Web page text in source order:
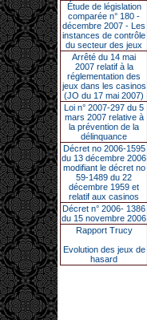
Étude de législation
comparée n° 180 -
décembre 2007 - Les
instances de contrôle
du secteur des jeux
Arrêté du 14 mai
2007 relatif à la
réglementation des
jeux dans les casinos
(JO du 17 mai 2007)
Loi n° 2007-297 du 5
mars 2007 relative à
la prévention de la
délinquance
Décret no 2006-1595
du 13 décembre 2006
modifiant le décret no
59-1489 du 22
décembre 1959 et
relatif aux casinos
Décret n° 2006- 1386
du 15 novembre 2006
Rapport Trucy
Evolution des jeux de
hasard